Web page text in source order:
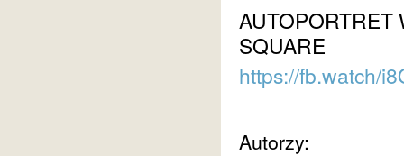
AUTOPORTRET
SQUARE
https://fb.watch/
Autorzy: